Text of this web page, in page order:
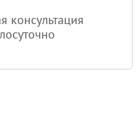
консультация